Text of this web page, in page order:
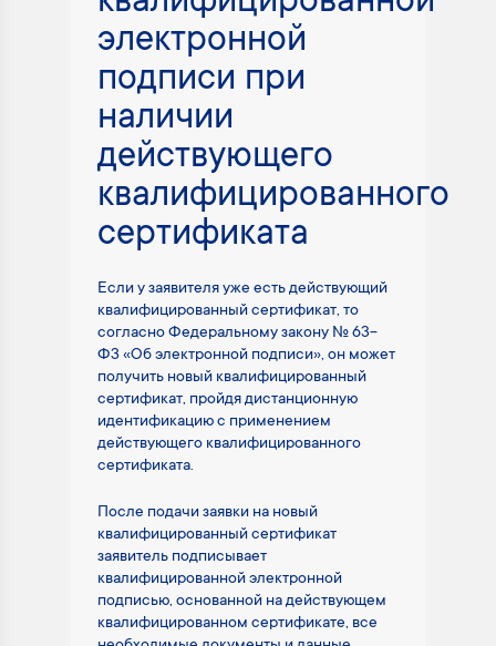
электронной
подписи при
наличии
действующего
квалифицированного
сертификата
Если у заявителя уже есть действующий
квалифицированный сертификат, то
согласно Федеральному закону № 63-
ФЗ «Об электронной подписи», он может
получить новый квалифицированный
сертификат, пройдя дистанционную
идентификацию с применением
действующего квалифицированного
сертификата.
После подачи заявки на новый
квалифицированный сертификат
заявитель подписывает
квалифицированной электронной
подписью, основанной на действующем
квалифицированном сертификате, все